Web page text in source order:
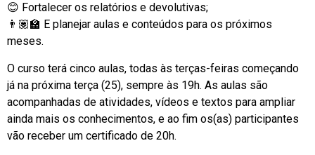
😊 Fortalecer os relatórios e devolutivas;
👨🏽‍🏫 E planejar aulas e conteúdos para os próximos
meses.
O curso terá cinco aulas, todas às terças-feiras começando
já na próxima terça (25), sempre às 19h. As aulas são
acompanhadas de atividades, vídeos e textos para ampliar
ainda mais os conhecimentos, e ao fim os(as) participantes
vão receber um certificado de 20h.